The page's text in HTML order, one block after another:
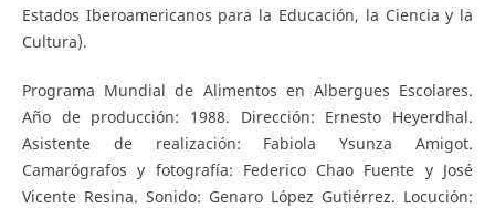
Estados Iberoamericanos para la Educación, la Ciencia y la
Cultura).
Programa Mundial de Alimentos en Albergues Escolares.
Año de producción: 1988. Dirección: Ernesto Heyerdhal.
Asistente de realización: Fabiola Ysunza Amigot.
Camarógrafos y fotografía: Federico Chao Fuente y José
Vicente Resina. Sonido: Genaro López Gutiérrez. Locución: